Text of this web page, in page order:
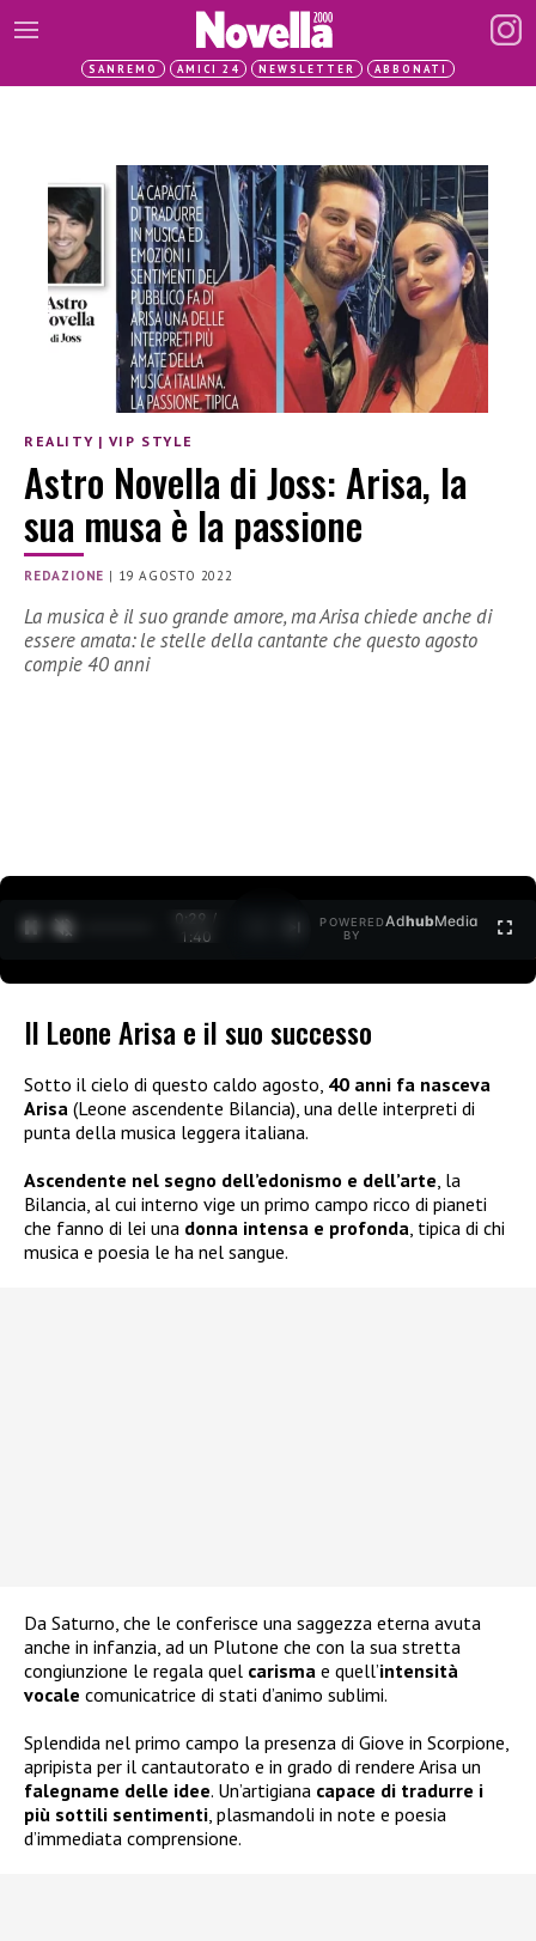
SANREMO AMICI 24 NEWSLETTER ABBONATI
REALITY | VIP STYLE
Astro Novella di Joss: Arisa, la
sua musa è la passione
REDAZIONE | 19 AGOSTO 2022
La musica è il suo grande amore, ma Arisa chiede anche di
essere amata: le stelle della cantante che questo agosto
compie 40 anni
0:30 /
1:40
POWERED
BY
AdhubMedia
Il Leone Arisa e il suo successo
Sotto il cielo di questo caldo agosto, 40 anni fa nasceva
Arisa (Leone ascendente Bilancia), una delle interpreti di
punta della musica leggera italiana.
Ascendente nel segno dell’edonismo e dell’arte, la
Bilancia, al cui interno vige un primo campo ricco di pianeti
che fanno di lei una donna intensa e profonda, tipica di chi
musica e poesia le ha nel sangue.
Da Saturno, che le conferisce una saggezza eterna avuta
anche in infanzia, ad un Plutone che con la sua stretta
congiunzione le regala quel carisma e quell’intensità
vocale comunicatrice di stati d’animo sublimi.
Splendida nel primo campo la presenza di Giove in Scorpione,
apripista per il cantautorato e in grado di rendere Arisa un
falegname delle idee. Un’artigiana capace di tradurre i
più sottili sentimenti, plasmandoli in note e poesia
d’immediata comprensione.